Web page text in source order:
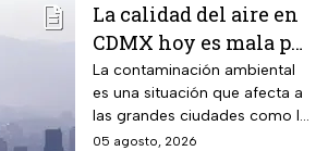
La calidad del aire en
CDMX hoy es mala por
partículas PM10;
¿habrá Doble Hoy No
Circula?
La contaminación ambiental
es una situación que afecta a
las grandes ciudades como la
CDMX y cuando los niveles
05 agosto, 2026